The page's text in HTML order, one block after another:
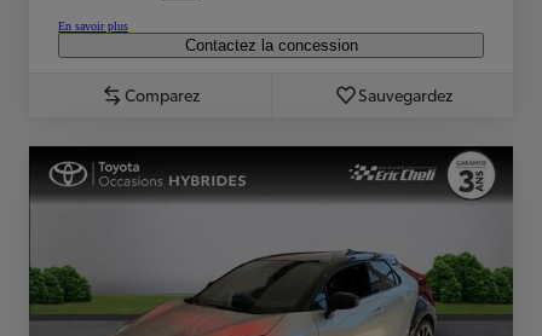
En savoir plus
Contactez la concession
Comparez Sauvegardez